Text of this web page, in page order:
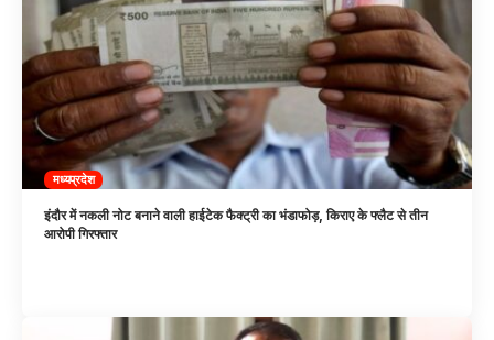
मध्यप्रदेश
इंदौर में नकली नोट बनाने वाली हाईटेक फैक्ट्री का भंडाफोड़, किराए के फ्लैट से तीन
आरोपी गिरफ्तार